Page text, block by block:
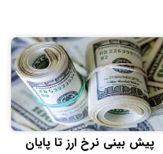
پیش بینی نرخ ارز تا پایان